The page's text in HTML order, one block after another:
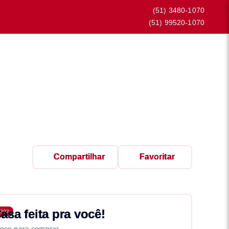
(51) 3480-1070
(51) 99520-1070
Compartilhar Favoritar
feita pra você!